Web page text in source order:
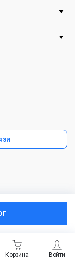
Войти
Корзина